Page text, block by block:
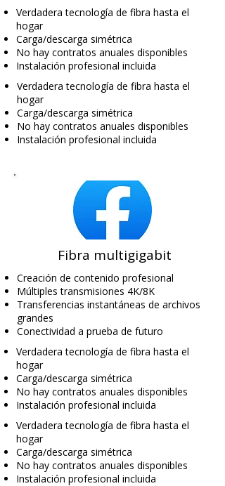
Verdadera tecnología de fibra hasta el
hogar
Carga/descarga simétrica
No hay contratos anuales disponibles
Instalación profesional incluida
Verdadera tecnología de fibra hasta el
hogar
Carga/descarga simétrica
No hay contratos anuales disponibles
Instalación profesional incluida
Fibra multigigabit
Creación de contenido profesional
Múltiples transmisiones 4K/8K
Transferencias instantáneas de archivos
grandes
Conectividad a prueba de futuro
Verdadera tecnología de fibra hasta el
hogar
Carga/descarga simétrica
No hay contratos anuales disponibles
Instalación profesional incluida
Verdadera tecnología de fibra hasta el
hogar
Carga/descarga simétrica
No hay contratos anuales disponibles
Instalación profesional incluida